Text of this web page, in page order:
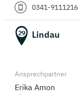
0341-9111216
29 Lindau
Ansprechpartner
Erika Amon